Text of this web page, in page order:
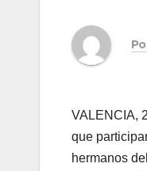
VALENCIA,
que
hermanos